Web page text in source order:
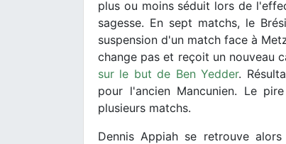
plus ou moins séduit lors de
sagesse. En sept matchs, le
suspension d'un match face à
change pas et reçoit un nouveau
sur le but de Ben Yedder.
pour l'ancien Mancunien. Le
plusieurs matchs.
Dennis Appiah se retrouve